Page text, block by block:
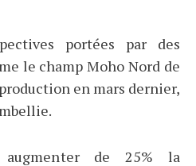
portées par des
le champ Moho Nord de
en mars dernier,
de 25% la